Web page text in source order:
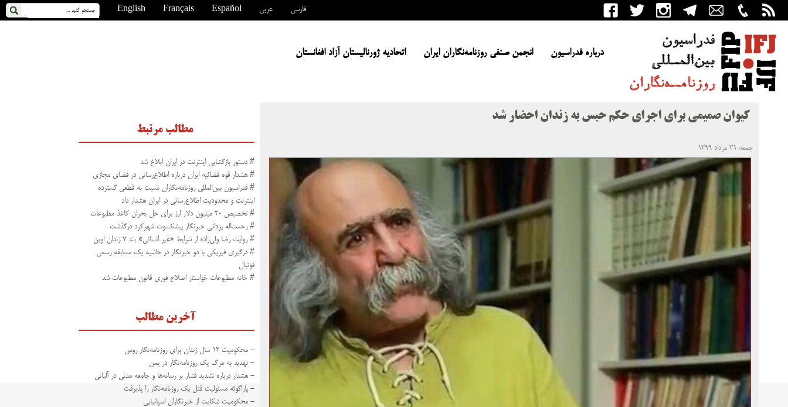
English Français Español عربی فارسی
درباره فدراسیون انجمن صنفی روزنامه‌نگاران ایران اتحادیه ژورنالیستان آزاد افغانستان
کیوان صمیمی برای اجرای حکم حبس به زندان احضار شد
جمعه ۳۱ مرداد ۱۳۹۹
مطالب مرتبط
# دستور بازگشایی اینترنت در ایران ابلاغ شد
# هشدار قوه قضائیه ایران درباره اطلاع‌رسانی در فضای مجازی
# فدراسیون بین‌المللی روزنامه‌نگاران نسبت به قطعی گسترده
اینترنت و محدودیت اطلاع‌رسانی در ایران هشدار داد
# تخصیص ۲۰ میلیون دلار ارز برای حل بحران کاغذ مطبوعات
# رحمت‌اله یزدانی خبرنگار پیشکسوت شهرکرد درگذشت
# روایت رضا ولی‌زاده از شرایط «غیر انسانی» بند ۷ زندان اوین
# درگیری فیزیکی با دو خبرنگار در حاشیه یک مسابقه رسمی
فوتبال
# خانه مطبوعات خواستار اصلاح فوری قانون مطبوعات شد
آخرین مطالب
- محکومیت ۱۲ سال زندان برای روزنامه‌نگار روس
- تهدید به مرگ یک روزنامه‌نگار در یمن
- هشدار درباره تشدید فشار بر رسانه‌ها و جامعه مدنی در آلبانی
- پاراگوئه مسئولیت قتل یک روزنامه‌نگار را پذیرفت
- محکومیت شکایت از خبرنگاران اسپانیایی